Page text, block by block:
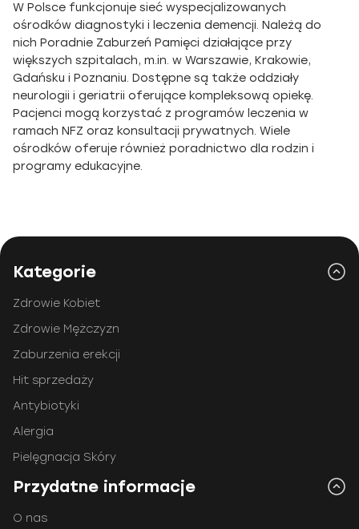
W Polsce funkcjonuje sieć wyspecjalizowanych
ośrodków diagnostyki i leczenia demencji. Należą do
nich Poradnie Zaburzeń Pamięci działające przy
większych szpitalach, m.in. w Warszawie, Krakowie,
Gdańsku i Poznaniu. Dostępne są także oddziały
neurologii i geriatrii oferujące kompleksową opiekę.
Pacjenci mogą korzystać z programów leczenia w
ramach NFZ oraz konsultacji prywatnych. Wiele
ośrodków oferuje również poradnictwo dla rodzin i
programy edukacyjne.
Kategorie
Zdrowie Kobiet
Zdrowie Mężczyzn
Zaburzenia erekcji
Hit sprzedaży
Antybiotyki
Alergia
Pielęgnacja Skóry
Przydatne informacje
O nas